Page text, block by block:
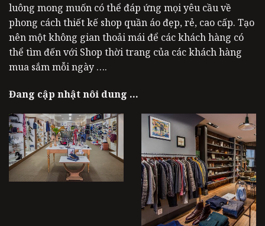
luông mong muốn có thể đáp ứng mọi yêu cầu về
phong cách thiết kế shop quần áo đẹp, rẻ, cao cấp. Tạo
nên một không gian thoải mái để các khách hàng có
thể tìm đến với Shop thời trang của các khách hàng
mua sắm mỗi ngày ….
Đang cập nhật nôi dung …